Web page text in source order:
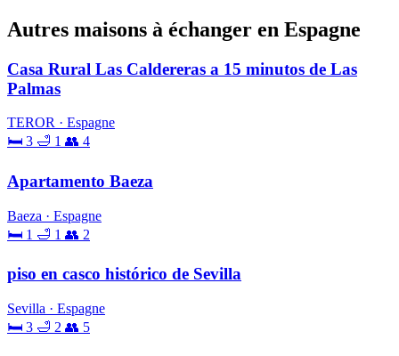
Autres maisons à échanger en Espagne
Casa Rural Las Caldereras a 15 minutos de Las
Palmas
TEROR · Espagne
🛏 3 🛁 1 👥 4
Apartamento Baeza
Baeza · Espagne
🛏 1 🛁 1 👥 2
piso en casco histórico de Sevilla
Sevilla · Espagne
🛏 3 🛁 2 👥 5